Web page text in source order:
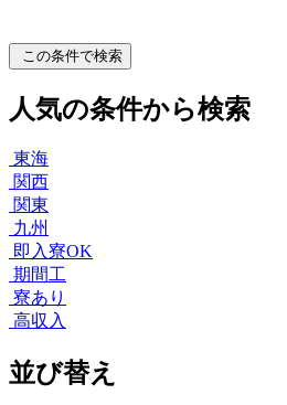
この条件で検索
人気の条件から検索
東海
関西
関東
九州
即入寮OK
期間工
寮あり
高収入
並び替え